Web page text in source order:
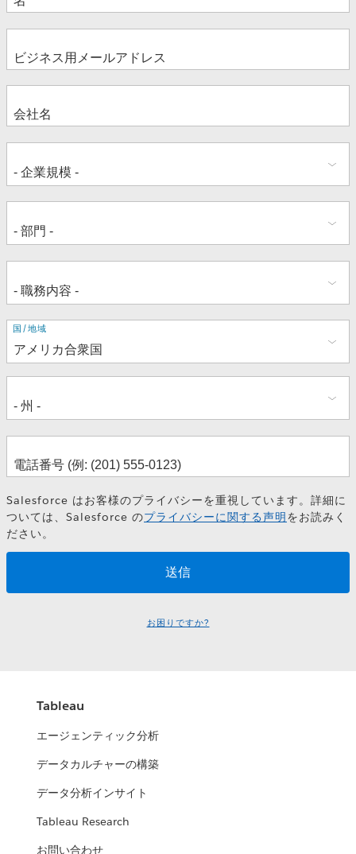
住
所
国/地域
Salesforce はお客様のプライバシーを重視しています。詳細に
ついては、Salesforce のプライバシーに関する声明をお読みく
ださい。
お困りですか?
Tableau
エージェンティック分析
データカルチャーの構築
データ分析インサイト
Tableau Research
お問い合わせ